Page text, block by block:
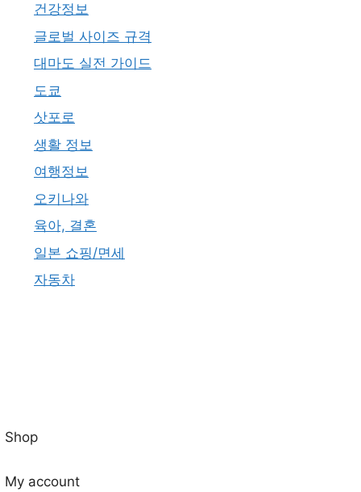
건강정보
글로벌 사이즈 규격
대마도 실전 가이드
도쿄
삿포로
생활 정보
여행정보
오키나와
육아, 결혼
일본 쇼핑/면세
자동차
Shop
My account